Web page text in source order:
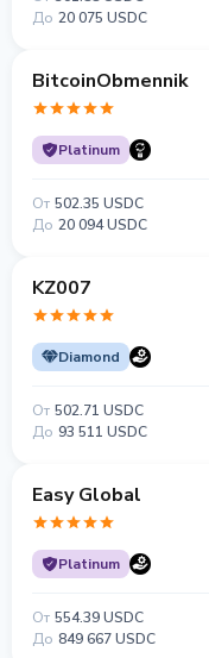
До 20 075 USDC
BitcoinObmennik
Platinum
От 502.35 USDC
До 20 094 USDC
KZ007
Diamond
От 502.71 USDC
До 93 511 USDC
Easy Global
Platinum
От 554.39 USDC
До 849 667 USDC